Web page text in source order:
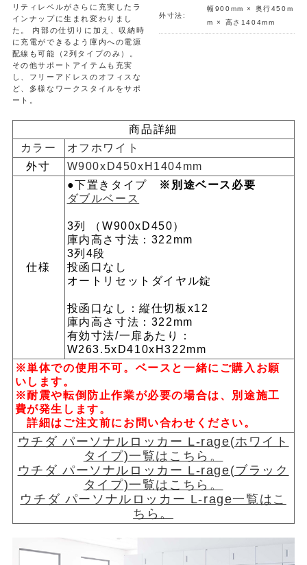
リティレベルがさらに充実したラ
インナップに生まれ変わりまし
た。 内部の仕切りに加え、収納時
に充電ができるよう庫内への電源
配線も可能（2列タイプのみ）。
その他サポートアイテムも充実
し、フリーアドレスのオフィスな
ど、多様なワークスタイルをサポ
ート。
外寸法:
幅900mm × 奥行450m
m × 高さ1404mm
商品詳細
カラー
オフホワイト
外寸
W900xD450xH1404mm
仕様
●下置きタイプ ※別途ベース必要
ダブルベース
3列 （W900xD450）
庫内高さ寸法：322mm
3列4段
投函口なし
オートリセットダイヤル錠
投函口なし：縦仕切板x12
庫内高さ寸法：322mm
有効寸法/一扉あたり：
W263.5xD410xH322mm
※単体での使用不可。ベースと一緒にご購入お願
いします。
※耐震や転倒防止作業が必要の場合は、別途施工
費が発生します。
詳細はご注文前にお問い合わせください。
ウチダ パーソナルロッカー L-rage(ホワイト
タイプ)一覧はこちら。
ウチダ パーソナルロッカー L-rage(ブラック
タイプ)一覧はこちら。
ウチダ パーソナルロッカー L-rage一覧はこ
ちら。